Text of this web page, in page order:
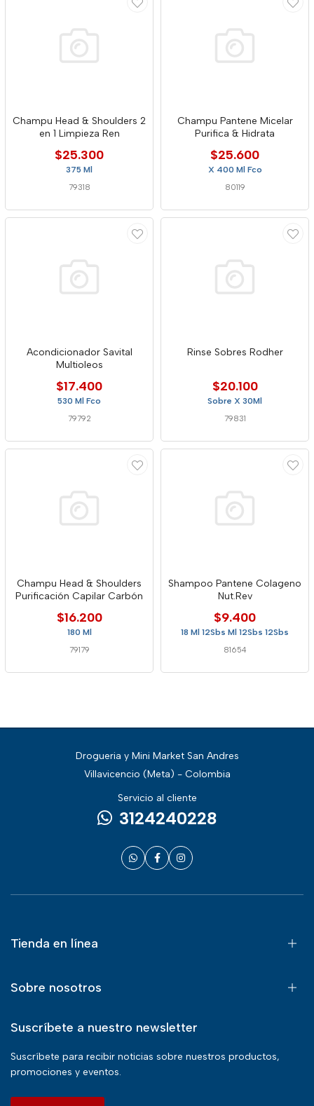
Champu Head & Shoulders 2
en 1 Limpieza Ren
$25.300
375 Ml
79318
Champu Pantene Micelar
Purifica & Hidrata
$25.600
X 400 Ml Fco
80119
Acondicionador Savital
Multioleos
$17.400
530 Ml Fco
79792
Rinse Sobres Rodher
$20.100
Sobre X 30Ml
79831
Champu Head & Shoulders
Purificación Capilar Carbón
$16.200
180 Ml
79179
Shampoo Pantene Colageno
Nut.Rev
$9.400
18 Ml 12Sbs Ml 12Sbs 12Sbs
81654
Drogueria y Mini Market San Andres
Villavicencio (Meta) - Colombia
Servicio al cliente
3124240228
Tienda en línea
Sobre nosotros
Suscríbete a nuestro newsletter
Suscríbete para recibir noticias sobre nuestros productos,
promociones y eventos.